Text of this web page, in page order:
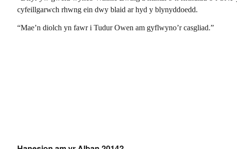
cyfeillgarwch rhwng ein dwy blaid ar hyd y blynyddoedd.
“Mae’n diolch yn fawr i Tudur Owen am gyflwyno’r casgliad.”